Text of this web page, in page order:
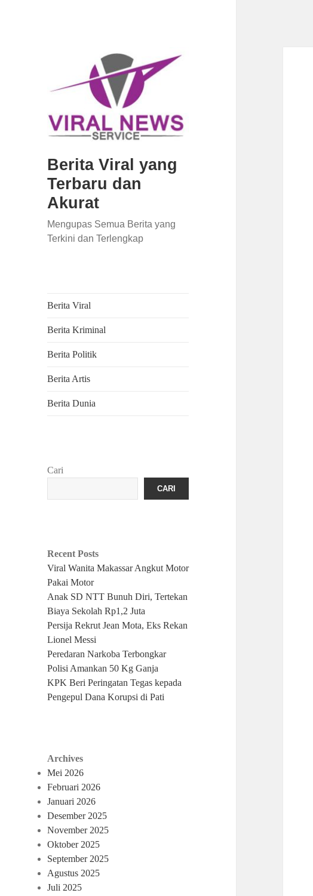
Berita Viral yang
Terbaru dan
Akurat
Mengupas Semua Berita yang
Terkini dan Terlengkap
Berita Viral
Berita Kriminal
Berita Politik
Berita Artis
Berita Dunia
Cari
CARI
Recent Posts
Viral Wanita Makassar Angkut Motor
Pakai Motor
Anak SD NTT Bunuh Diri, Tertekan
Biaya Sekolah Rp1,2 Juta
Persija Rekrut Jean Mota, Eks Rekan
Lionel Messi
Peredaran Narkoba Terbongkar
Polisi Amankan 50 Kg Ganja
KPK Beri Peringatan Tegas kepada
Pengepul Dana Korupsi di Pati
Archives
Mei 2026
Februari 2026
Januari 2026
Desember 2025
November 2025
Oktober 2025
September 2025
Agustus 2025
Juli 2025